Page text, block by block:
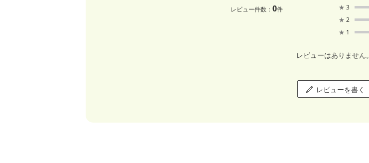
レビュー件数： 0件 ★ 3
★ 2
★ 1
レビューはありません。
レビューを書く